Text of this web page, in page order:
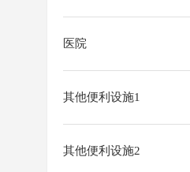
医院
其他便利设施1
其他便利设施2